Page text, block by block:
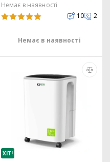
Немає в наявності
10
2
Немає в наявності
ХІТ!